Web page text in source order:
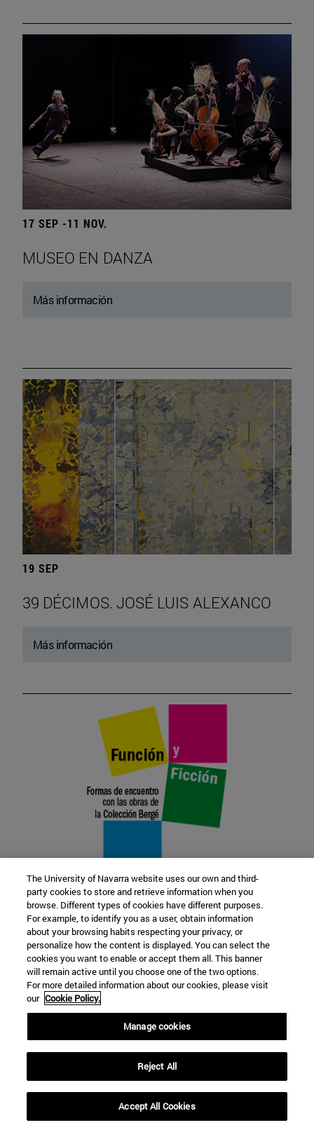
17 SEP -11 NOV.
MUSEO EN DANZA
Más información
19 SEP
39 DÉCIMOS. JOSÉ LUIS ALEXANCO
Más información
22 SEP
FUNCIÓN Y FICCIÓN. Varios artistas
Más información
The University of Navarra website uses our own and third-
party cookies to store and retrieve information when you
browse. Different types of cookies have different purposes.
For example, to identify you as a user, obtain information
about your browsing habits respecting your privacy, or
personalize how the content is displayed. You can select the
cookies you want to enable or accept them all. This banner
will remain active until you choose one of the two options.
For more detailed information about our cookies, please visit
our Cookie Policy.
Manage cookies
Reject All
Accept All Cookies